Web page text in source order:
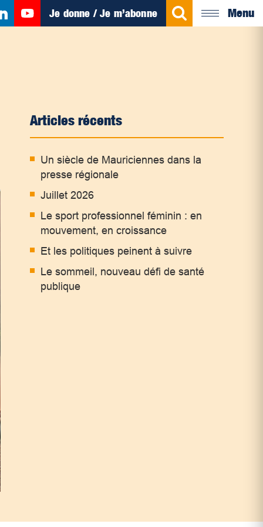
Je donne / Je m’abonne Menu
Articles récents
Un siècle de Mauriciennes dans la
presse régionale
Juillet 2026
Le sport professionnel féminin : en
mouvement, en croissance
Et les politiques peinent à suivre
Le sommeil, nouveau défi de santé
publique